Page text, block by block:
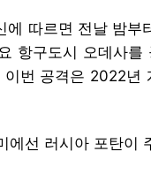
에 따르면 전날 밤
항구도시 오데사
번 공격은 2022년
에선 러시아 포탄이